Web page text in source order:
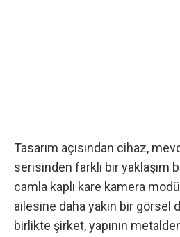
Tasarım açısından cihaz,
serisinden farklı bir yaklaşım
camla kaplı kare kamera
ailesine daha yakın bir görsel
birlikte şirket, yapının